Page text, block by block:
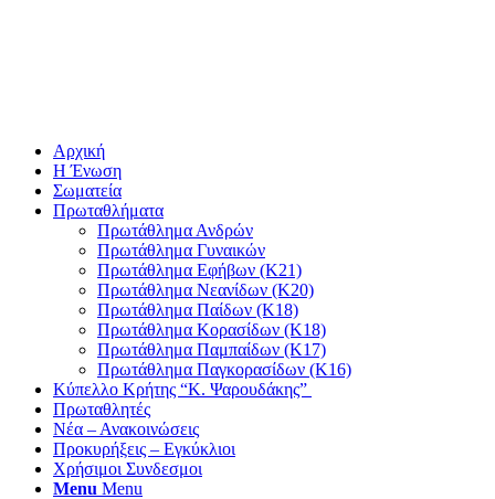
Αρχική
Η Ένωση
Σωματεία
Πρωταθλήματα
Πρωτάθλημα Ανδρών
Πρωτάθλημα Γυναικών
Πρωτάθλημα Εφήβων (Κ21)
Πρωτάθλημα Νεανίδων (Κ20)
Πρωτάθλημα Παίδων (Κ18)
Πρωτάθλημα Κορασίδων (Κ18)
Πρωτάθλημα Παμπαίδων (Κ17)
Πρωτάθλημα Παγκορασίδων (Κ16)
Κύπελλο Κρήτης “Κ. Ψαρουδάκης”
Πρωταθλητές
Νέα – Ανακοινώσεις
Προκυρήξεις – Εγκύκλιοι
Χρήσιμοι Συνδεσμοι
Menu Menu